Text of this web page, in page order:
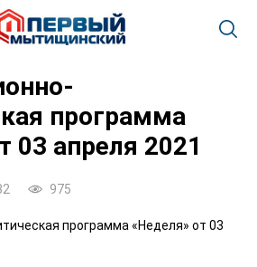
программа
03 апреля 2021
975
программа «Неделя» от 03